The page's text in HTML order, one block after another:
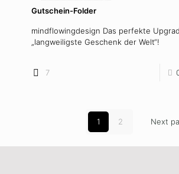
Gutschein-Folder
mindflowingdesign Das perfekte
„langweiligste Geschenk der Welt“!
7
1 2 Next